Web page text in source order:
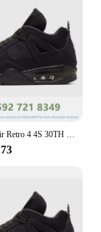
product,
and
to their
sale; they
meets
present.
to make a
the same
Nike-Jordan Air Retro 4 4S 30TH X ทะเลทรายมอสรองเท้าผ้าใบกีฬาคลาสสิกสำหรับผู้ชายผู้หญิงรองเท้าบาสเก็ตบอล